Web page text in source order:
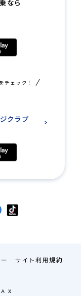
なら
チェック！
クラブ
サイト利用規約
X